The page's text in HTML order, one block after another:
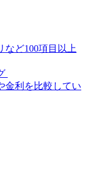
など100項目以上
金利を比較してい